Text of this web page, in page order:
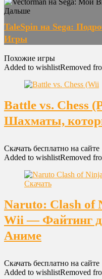
Дальше
TaleSpin на Sega:
Игры
Похожие игры
Added to wishlistRemoved
Battle vs. Chess
Шахматы,
Скачать бесплатно на сайте
Added to wishlistRemoved
Naruto: Clash of
Wii — Файтинг
Аниме
Скачать бесплатно на сайте
Added to wishlistRemoved